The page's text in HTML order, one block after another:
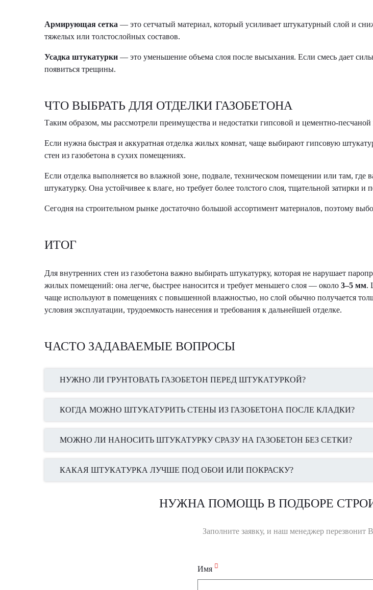
Армирующая сетка — это сетчатый материал, который усиливает штукатурный слой и
тяжелых или толстослойных составов.
Усадка штукатурки — это уменьшение объема слоя после высыхания. Если смесь дает
появиться трещины.
ЧТО ВЫБРАТЬ ДЛЯ ОТДЕЛКИ ГАЗОБЕТОНА
Таким образом, мы рассмотрели преимущества и недостатки гипсовой и цементно-песчаной
Если нужна быстрая и аккуратная отделка жилых комнат, чаще выбирают гипсовую
стен из газобетона в сухих помещениях.
Если отделка выполняется во влажной зоне, подвале, техническом помещении или там,
штукатурку. Она устойчивее к влаге, но требует более толстого слоя, тщательной затирки
Сегодня на строительном рынке достаточно большой ассортимент материалов, поэтому
ИТОГ
Для внутренних стен из газобетона важно выбирать штукатурку, которая не нарушает
жилых помещений: она легче, быстрее наносится и требует меньшего слоя — около 3–5 мм.
чаще используют в помещениях с повышенной влажностью, но слой обычно получается
условия эксплуатации, трудоемкость нанесения и требования к дальнейшей отделке.
ЧАСТО ЗАДАВАЕМЫЕ ВОПРОСЫ
НУЖНО ЛИ ГРУНТОВАТЬ ГАЗОБЕТОН ПЕРЕД ШТУКАТУРКОЙ?
КОГДА МОЖНО ШТУКАТУРИТЬ СТЕНЫ ИЗ ГАЗОБЕТОНА ПОСЛЕ КЛАДКИ?
МОЖНО ЛИ НАНОСИТЬ ШТУКАТУРКУ СРАЗУ НА ГАЗОБЕТОН БЕЗ СЕТКИ?
КАКАЯ ШТУКАТУРКА ЛУЧШЕ ПОД ОБОИ ИЛИ ПОКРАСКУ?
НУЖНА ПОМОЩЬ В ПОДБОРЕ
Заполните заявку, и наш менеджер перезвонит
Имя